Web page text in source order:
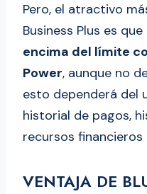
Pero, el atractivo
Business Plus es
encima del límite
Power, aunque no
esto dependerá del
historial de pagos,
recursos
VENTAJA DE